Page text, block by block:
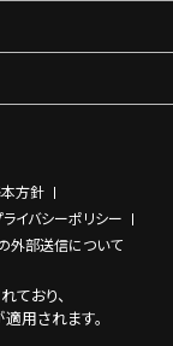
本方針
ライバシーポリシー
外部送信について
ており、
適用されます。